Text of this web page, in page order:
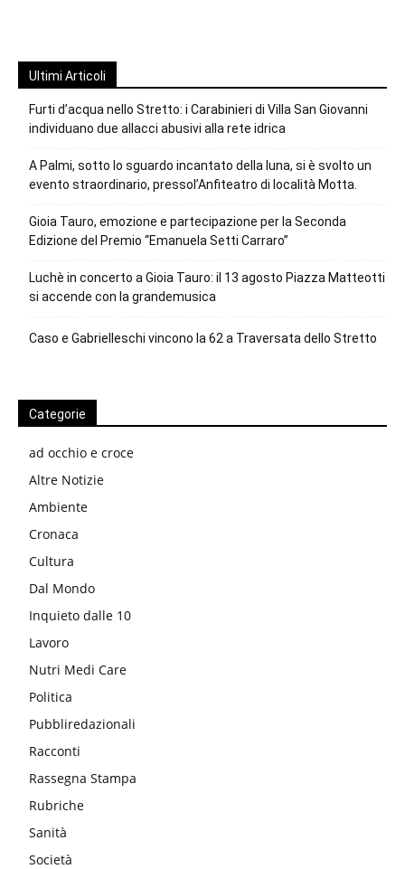
Ultimi Articoli
Furti d’acqua nello Stretto: i Carabinieri di Villa San Giovanni
individuano due allacci abusivi alla rete idrica
A Palmi, sotto lo sguardo incantato della luna, si è svolto un
evento straordinario, pressol’Anfiteatro di località Motta.
Gioia Tauro, emozione e partecipazione per la Seconda
Edizione del Premio “Emanuela Setti Carraro”
Luchè in concerto a Gioia Tauro: il 13 agosto Piazza Matteotti
si accende con la grandemusica
Caso e Gabrielleschi vincono la 62 a Traversata dello Stretto
Categorie
ad occhio e croce
Altre Notizie
Ambiente
Cronaca
Cultura
Dal Mondo
Inquieto dalle 10
Lavoro
Nutri Medi Care
Politica
Pubbliredazionali
Racconti
Rassegna Stampa
Rubriche
Sanità
Società